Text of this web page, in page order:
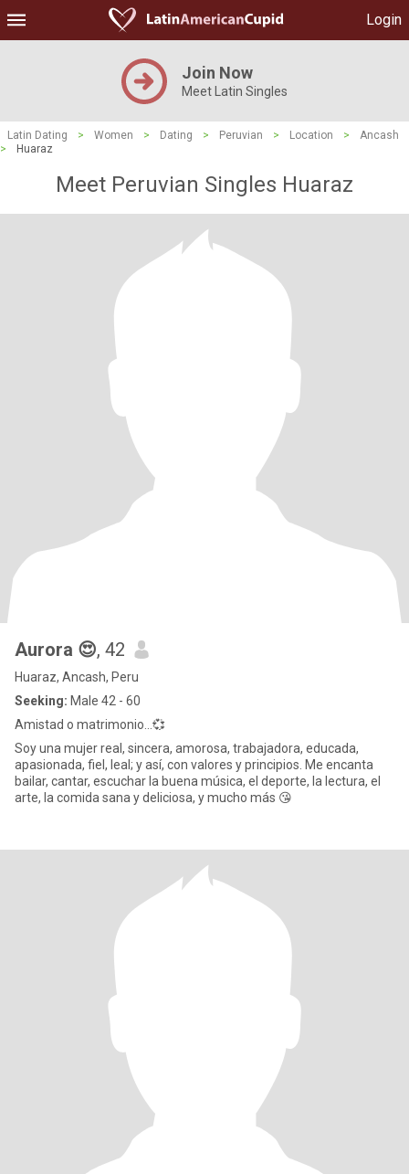
Login
Join Now
Meet Latin Singles
Latin Dating > Women > Dating > Peruvian > Location >
Ancash
>
Huaraz
Meet Peruvian Singles Huaraz
Aurora 😍, 42
Huaraz, Ancash, Peru
Seeking: Male 42 - 60
Amistad o matrimonio...💞
Soy una mujer real, sincera, amorosa, trabajadora, educada,
apasionada, fiel, leal; y así, con valores y principios. Me encanta
bailar, cantar, escuchar la buena música, el deporte, la lectura, el
arte, la comida sana y deliciosa, y mucho más 😘